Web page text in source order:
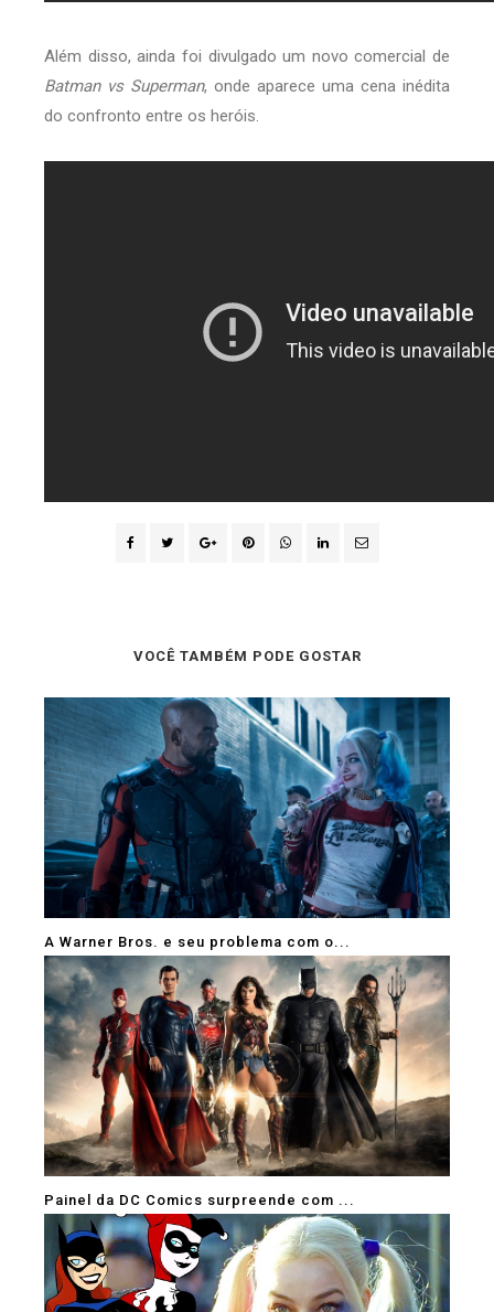
Além disso, ainda foi divulgado um novo comercial de
Batman vs Superman, onde aparece uma cena inédita
do confronto entre os heróis.
VOCÊ TAMBÉM PODE GOSTAR
A Warner Bros. e seu problema com o...
Painel da DC Comics surpreende com ...